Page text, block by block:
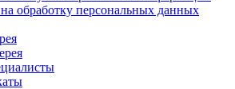
обработку персональных данных